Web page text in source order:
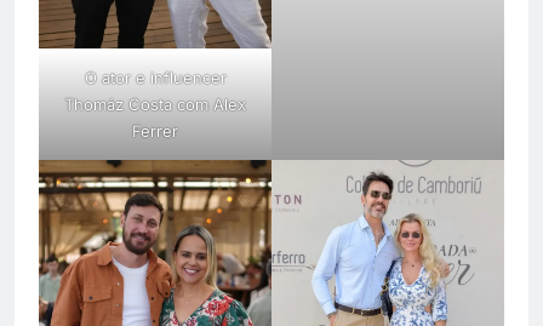
O ator e influencer
Thomáz Costa com Alex
Ferrer